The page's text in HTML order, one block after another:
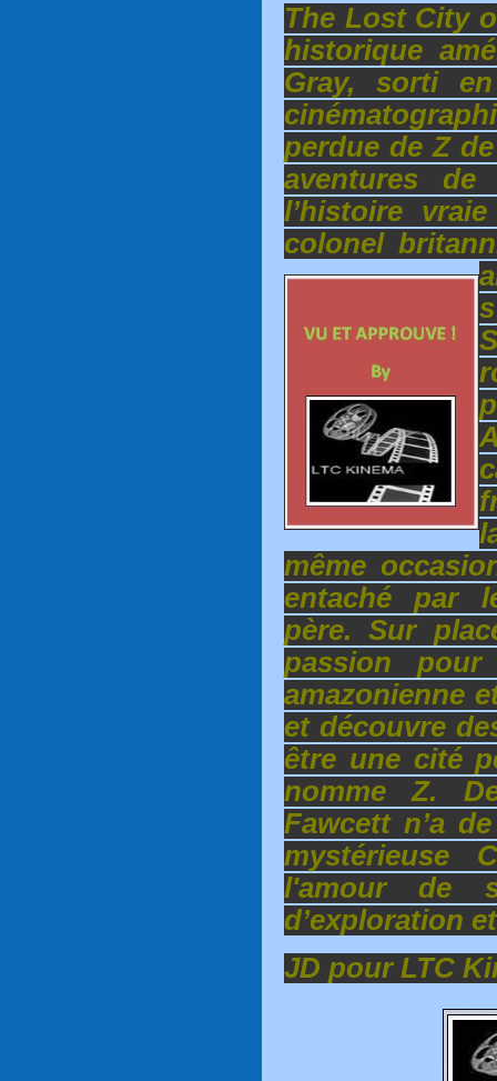
The Lost City
historique
Gray, sorti
perdue de Z
aventures de
l’histoire
colonel
même
entaché par
père. Sur
passion pour
amazonienne
et découvre
être une cité
nomme Z.
Fawcett n’a
mystérieuse
l'amour de
d’exploration
JD pour LTC